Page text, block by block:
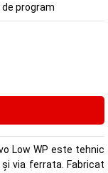
program
Low WP este tehnic
via ferrata. Fabricat